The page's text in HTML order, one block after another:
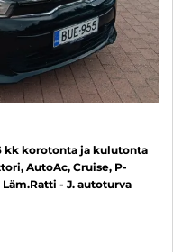
6 kk korotonta ja kulutonta
AutoAc, Cruise, P-
- J. autoturva